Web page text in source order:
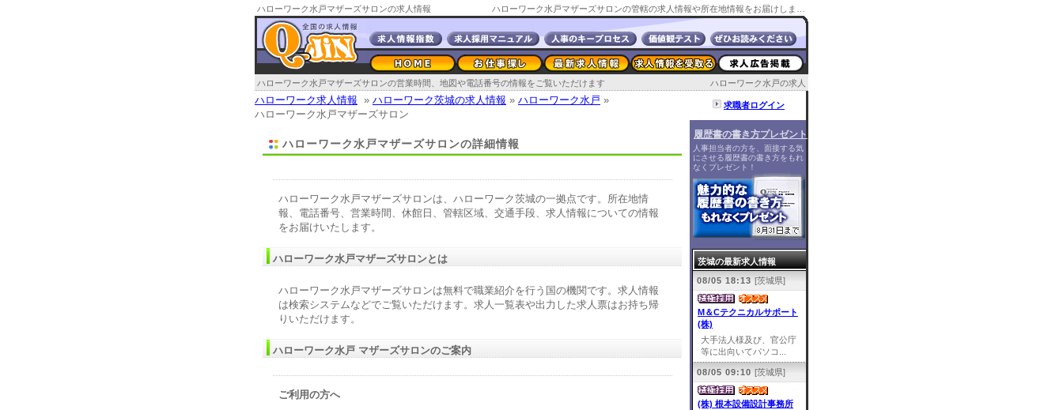
ハローワーク水戸マザーズサロンの求人情報
ハローワーク水戸の求人
ハローワーク水戸マザーズサロンの営業時間、地図や電話番号の情報をご覧いただけます
ハローワーク求人情報 » ハローワーク茨城の求人情報 » ハローワーク水戸 »
ハローワーク水戸マザーズサロン
ハローワーク水戸マザーズサロンの詳細情報
ハローワーク水戸マザーズサロンは、ハローワーク茨城の一拠点です。所在地情
報、電話番号、営業時間、休館日、管轄区域、交通手段、求人情報についての情報
をお届けいたします。
ハローワーク水戸マザーズサロンとは
ハローワーク水戸マザーズサロンは無料で職業紹介を行う国の機関です。求人情報
は検索システムなどでご覧いただけます。求人一覧表や出力した求人票はお持ち帰
りいただけます。
ハローワーク水戸 マザーズサロンのご案内
ご利用の方へ
求職者ログイン
履歴書の書き方プレゼント
人事担当者の方を、面接する気
にさせる履歴書の書き方をもれ
なくプレゼント！
茨城の最新求人情報
08/05 18:13 [茨城県]
M＆Cテクニカルサポート
(株)
大手法人様及び、官公庁
等に出向いてパソコ...
08/05 09:10 [茨城県]
(株) 根本設備設計事務所